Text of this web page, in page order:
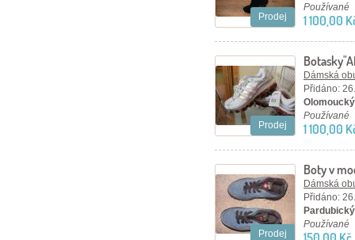
Prodej
Používané
1 100,00
Prodej
Dámská
Přidáno:
Používané
1 100,00
Prodej
Boty v
Dámská
Přidáno:
Používané